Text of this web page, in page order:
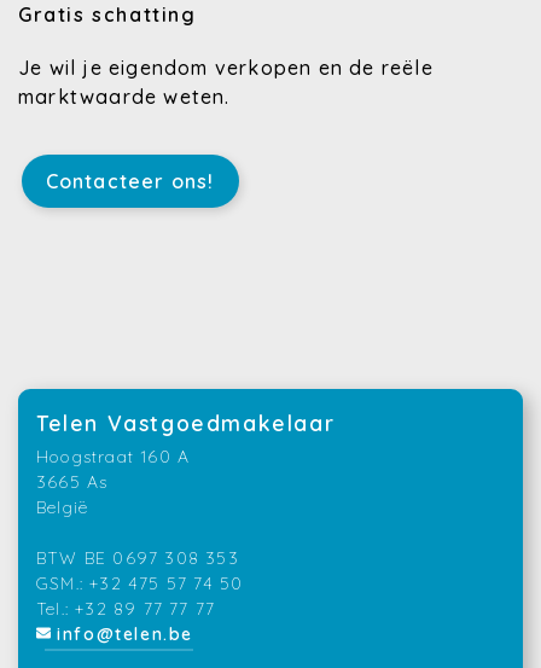
Gratis schatting
Je wil je eigendom verkopen en de reële
marktwaarde weten.
Contacteer ons!
Telen Vastgoedmakelaar
Hoogstraat 160 A
3665 As
België
BTW BE 0697 308 353
GSM.: +32 475 57 74 50
Tel.: +32 89 77 77 77
info@telen.be